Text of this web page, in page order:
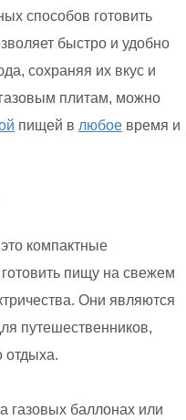
способов готовить
быстро и удобно
сохраняя их вкус и
плитам, можно
пищей в любое время и
компактные
пищу на свежем
Они являются
путешественников,
отдыха.
газовых баллонах или